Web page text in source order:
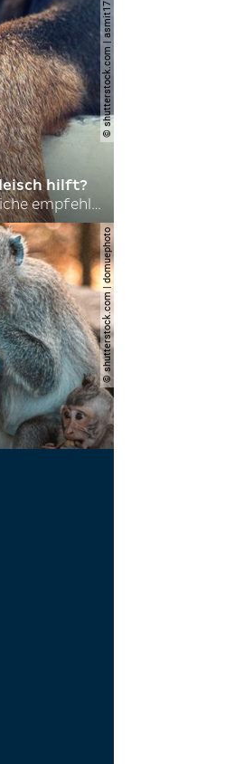
© shutterstock.com | asmit17
hilft?
nordkoreas sommerliche empfehlungen
© shutterstock.com | domuephoto